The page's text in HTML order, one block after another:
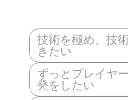
技術を極め、技
きたい
ずっとプレイヤ
発をしたい